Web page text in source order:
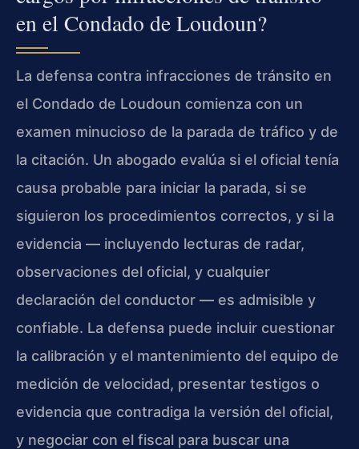
en el Condado de Loudoun?
La defensa contra infracciones de tránsito en
el Condado de Loudoun comienza con un
examen minucioso de la parada de tráfico y de
la citación. Un abogado evalúa si el oficial tenía
causa probable para iniciar la parada, si se
siguieron los procedimientos correctos, y si la
evidencia — incluyendo lecturas de radar,
observaciones del oficial, y cualquier
declaración del conductor — es admisible y
confiable. La defensa puede incluir cuestionar
la calibración y el mantenimiento del equipo de
medición de velocidad, presentar testigos o
evidencia que contradiga la versión del oficial,
y negociar con el fiscal para buscar una